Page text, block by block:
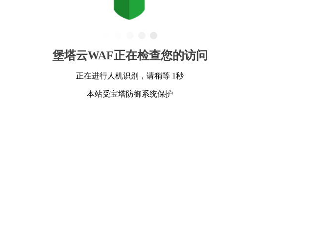
堡塔云WAF正在检查您的访问
正在进行人机识别，请稍等 1秒
本站受宝塔防御系统保护